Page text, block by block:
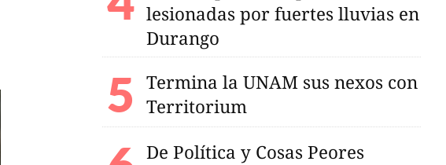
lesionadas por fuertes lluvias en
Durango
Termina la UNAM sus nexos con
Territorium
De Política y Cosas Peores